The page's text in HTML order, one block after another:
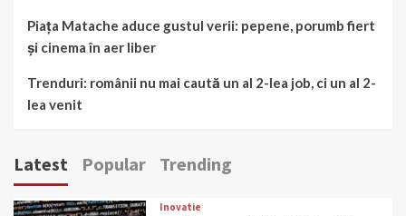
Piața Matache aduce gustul verii: pepene, porumb fiert
și cinema în aer liber
Trenduri: românii nu mai caută un al 2-lea job, ci un al 2-
lea venit
Latest Popular Trending
Inovatie